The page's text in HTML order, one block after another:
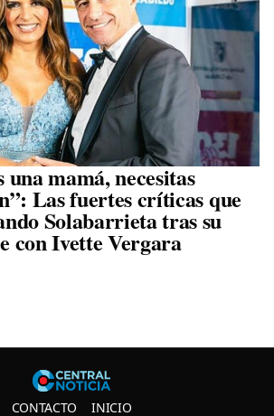
una mamá, necesitas
Las fuertes críticas que
Solabarrieta tras su
con Ivette Vergara
Central
CONTACTO INICIO